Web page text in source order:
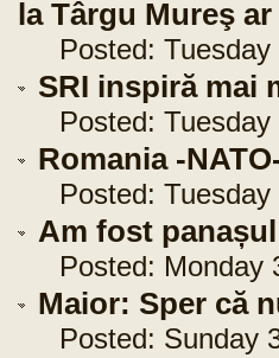
la Târgu Mureş
Posted: Tuesday
SRI inspiră mai
Posted: Tuesday
Romania -
Posted: Tuesday
Am fost
Posted: Monday
Maior: Sper că
Posted: Sunday